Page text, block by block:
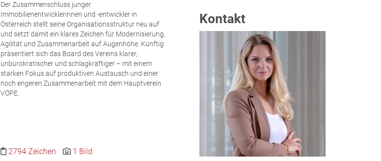
Der Zusammenschluss junger
Immobilienentwicklerinnen und -entwickler in
Österreich stellt seine Organisationsstruktur neu auf
und setzt damit ein klares Zeichen für Modernisierung,
Agilität und Zusammenarbeit auf Augenhöhe. Künftig
präsentiert sich das Board des Vereins klarer,
unbürokratischer und schlagkräftiger – mit einem
starken Fokus auf produktiven Austausch und einer
noch engeren Zusammenarbeit mit dem Hauptverein
VÖPE.
2794 Zeichen 1 Bild
Kontakt